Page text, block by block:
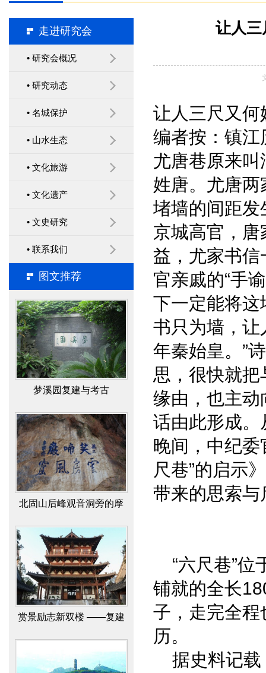
走进研究会
• 研究会概况
• 研究动态
• 名城保护
• 山水生态
• 文化旅游
• 文化遗产
• 文史研究
• 联系我们
图文推荐
会召开 2019年年会暨第二
十次学术研讨会
传承红色基因 建设党内
政治文化 ——运用红色文
化进行党员思想政治教育
经验
梦溪园复建与考古
北固山后峰观音洞旁的摩
赏景励志新双楼 ——复建
北固、多景二楼文化景观
让人
让人三尺又
编者按：镇
尤唐巷原来
姓唐。尤唐
堵墙的间距
京城高官，
益，尤家书
官亲戚的“手
下一定能将这
书只为墙，
年秦始皇。”
思，很快就
缘由，也主
话由此形成
晚间，中纪
尺巷”的启示
带来的思索
“六尺巷”位
铺就的全长
子，走完全
历。
据史料记载